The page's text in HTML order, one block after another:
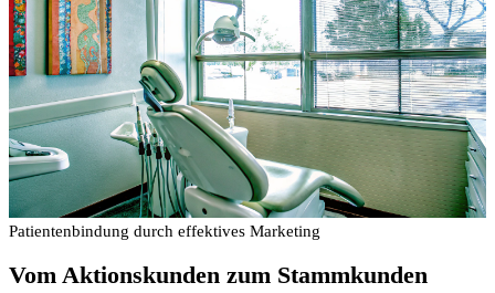
Patientenbindung durch effektives Marketing
Vom Aktionskunden zum Stammkunden